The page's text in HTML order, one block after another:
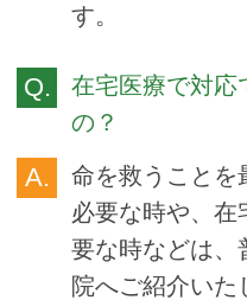
す。
在宅医療で対応
の？
命を救うことを
必要な時や、在
要な時などは、
院へご紹介いた